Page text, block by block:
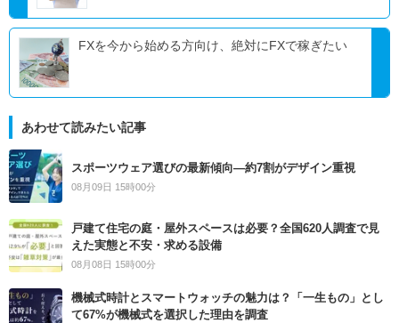
FXを今から始める方向け、絶対にFXで稼ぎたい
あわせて読みたい記事
スポーツウェア選びの最新傾向―約7割がデザイン重視
08月09日 15時00分
戸建て住宅の庭・屋外スペースは必要？全国620人調査で見
えた実態と不安・求める設備
08月08日 15時00分
機械式時計とスマートウォッチの魅力は？「一生もの」とし
て67%が機械式を選択した理由を調査